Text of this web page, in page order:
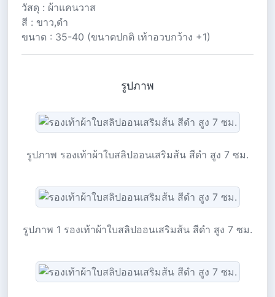
วัสดุ : ผ้าแคนวาส
สี : ขาว,ดำ
ขนาด : 35-40 (ขนาดปกติ เท้าอวบกว้าง +1)
รูปภาพ
รูปภาพ รองเท้าผ้าใบสลิปออนเสริมส้น สีดำ สูง 7 ซม.
รูปภาพ 1 รองเท้าผ้าใบสลิปออนเสริมส้น สีดำ สูง 7 ซม.